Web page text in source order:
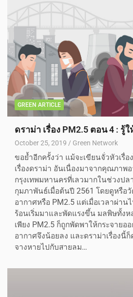
GREEN ARTICLE
ดราม่า เรื่อง PM2.5 ตอน 4 : รู้
October 25, 2019 Green Network
ขอย้ำอีกครั้งว่า แม้จะเขียนจั่วหัวเรื่
เรื่องดราม่า อันเนื่องมาจากคุณภาพ
กรุงเทพมหานครที่เลวมากในช่วงป
กุมภาพันธ์เมื่อต้นปี 2561 โดยดูหรือ
อากาศหรือ PM2.5 แต่เมื่อเวลาผ่า
ร้อนเริ่มมาและพัดแรงขึ้น มลพิษทั้งห
เพียง PM2.5 ก็ถูกพัดพาให้กระจาย
อากาศจึงน้อยลง และดราม่าเรื่องนี้ก็
จางหายไปกับสายลม…